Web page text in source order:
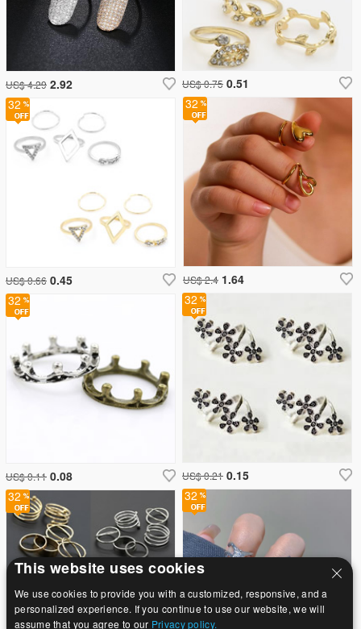
32
US$ 0.75 0.51
32
US$ 0.11 0.08
32
US$ 0.66 0.45
32
US$ 4.29 2.92
32
US$ 2.4 1.64
32
US$ 0.21 0.15
This website uses cookies
We use cookies to provide you with a customized, responsive, and a
personalized experience. If you continue to use our website, we will
assume that you agree to our Privacy policy.